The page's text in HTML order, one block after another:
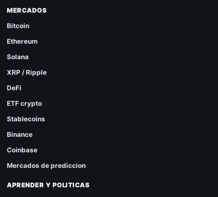
MERCADOS
Bitcoin
Ethereum
Solana
XRP / Ripple
DeFi
ETF crypto
Stablecoins
Binance
Coinbase
Mercados de prediccion
APRENDER Y POLITICAS